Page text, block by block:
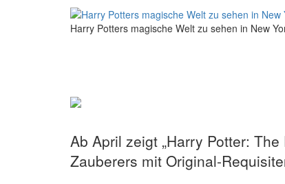
Harry Potters magische Welt zu sehen in New
Ab April zeigt „Harry Potter:
Zauberers mit Original-